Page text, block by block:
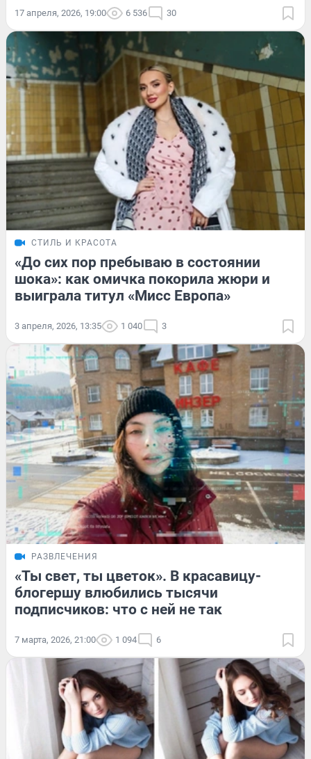
17 апреля, 2026, 19:00 6 536 30
СТИЛЬ И КРАСОТА
«До сих пор пребываю в состоянии
шока»: как омичка покорила жюри и
выиграла титул «Мисс Европа»
3 апреля, 2026, 13:35 1 040 3
РАЗВЛЕЧЕНИЯ
«Ты свет, ты цветок». В красавицу-
блогершу влюбились тысячи
подписчиков: что с ней не так
7 марта, 2026, 21:00 1 094 6